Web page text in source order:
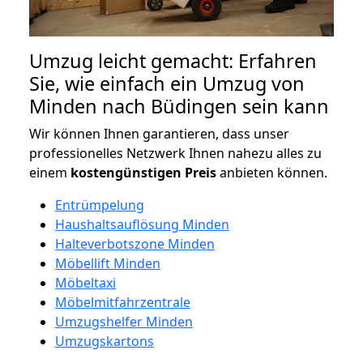
Umzug leicht gemacht: Erfahren
Sie, wie einfach ein Umzug von
Minden nach Büdingen sein kann
Wir können Ihnen garantieren, dass unser
professionelles Netzwerk Ihnen nahezu alles zu
einem kostengünstigen Preisanbieten können.
Entrümpelung
Haushaltsauflösung Minden
Halteverbotszone Minden
Möbellift Minden
Möbeltaxi
Möbelmitfahrzentrale
Umzugshelfer Minden
Umzugskartons